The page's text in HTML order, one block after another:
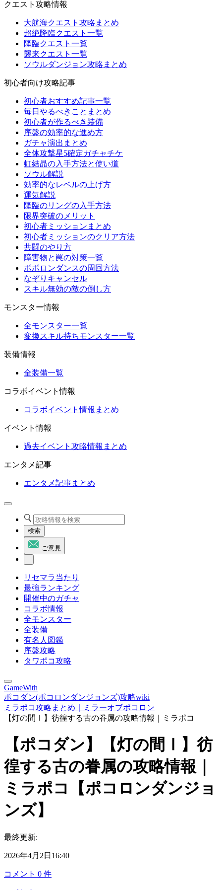
クエスト攻略情報
大航海クエスト攻略まとめ
超絶降臨クエスト一覧
降臨クエスト一覧
襲来クエスト一覧
ソウルダンジョン攻略まとめ
初心者向け攻略記事
初心者おすすめ記事一覧
毎日やるべきことまとめ
初心者が作るべき装備
序盤の効率的な進め方
ガチャ演出まとめ
全体攻撃星5確定ガチャチケ
虹結晶の入手方法と使い道
ソウル解説
効率的なレベルの上げ方
運気解説
降臨のリングの入手方法
限界突破のメリット
初心者ミッションまとめ
初心者ミッションのクリア方法
共闘のやり方
障害物と罠の対策一覧
ポポロンダンスの周回方法
なぞりキャンセル
スキル無効の敵の倒し方
モンスター情報
全モンスター一覧
変換スキル持ちモンスター一覧
装備情報
全装備一覧
コラボイベント情報
コラボイベント情報まとめ
イベント情報
過去イベント攻略情報まとめ
エンタメ記事
エンタメ記事まとめ
検索
ご意見
リセマラ当たり
最強ランキング
開催中のガチャ
コラボ情報
全モンスター
全装備
有名人図鑑
序盤攻略
タワポコ攻略
GameWith
ポコダン(ポコロンダンジョンズ)攻略wiki
ミラポコ攻略まとめ｜ミラーオブポコロン
【灯の間Ⅰ】彷徨する古の眷属の攻略情報｜ミラポコ
【ポコダン】【灯の間Ⅰ】彷
徨する古の眷属の攻略情報｜
ミラポコ【ポコロンダンジョ
ンズ】
最終更新:
2026年4月2日16:40
コメント 0 件